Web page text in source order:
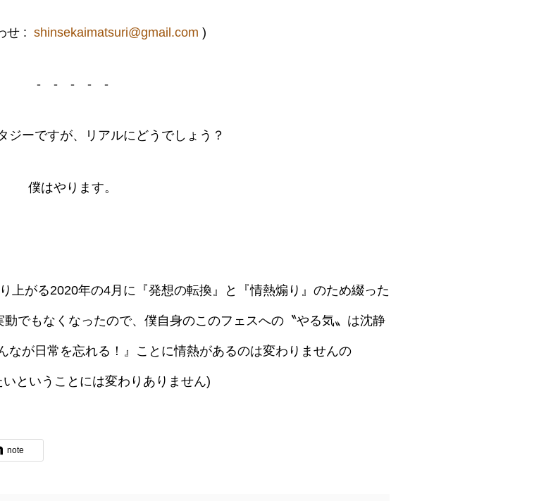
せ : shinsekaimatsuri@gmail.com )
- - - - -
ジーですが、リアルにどうでしょう？
僕はやります。
上がる2020年の4月に『発想の転換』と『情熱煽り』のため綴った
でもなくなったので、僕自身のこのフェスへの〝やる気〟は沈静
なが日常を忘れる！』ことに情熱があるのは変わりませんの
ということには変わりありません)
note